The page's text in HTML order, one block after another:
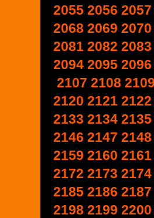
2055 2056 2057
2068 2069 2070
2081 2082 2083
2094 2095 2096
2107 2108
2120 2121 2122
2133 2134 2135
2146 2147 2148
2159 2160 2161
2172 2173 2174
2185 2186 2187
2198 2199 2200